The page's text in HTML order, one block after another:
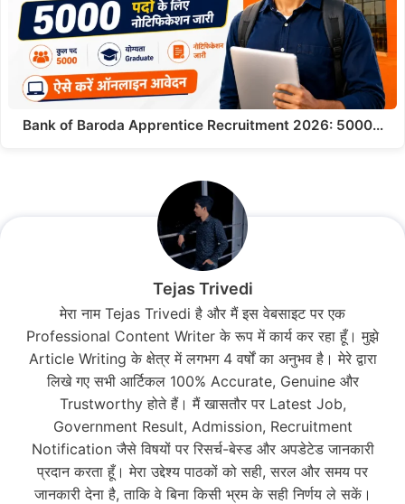
Bank of Baroda Apprentice Recruitment 2026: 5000…
Tejas Trivedi
मेरा नाम Tejas Trivedi है और मैं इस वेबसाइट पर एक
Professional Content Writer के रूप में कार्य कर रहा हूँ। मुझे
Article Writing के क्षेत्र में लगभग 4 वर्षों का अनुभव है। मेरे द्वारा
लिखे गए सभी आर्टिकल 100% Accurate, Genuine और
Trustworthy होते हैं। मैं खासतौर पर Latest Job,
Government Result, Admission, Recruitment
Notification जैसे विषयों पर रिसर्च-बेस्ड और अपडेटेड जानकारी
प्रदान करता हूँ। मेरा उद्देश्य पाठकों को सही, सरल और समय पर
जानकारी देना है, ताकि वे बिना किसी भ्रम के सही निर्णय ले सकें।